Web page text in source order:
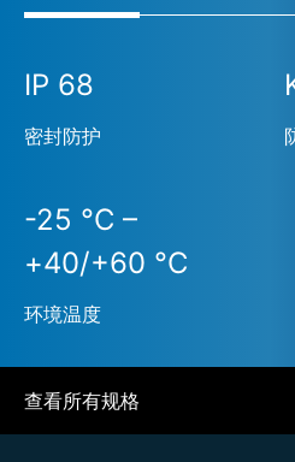
IP 68
密封防护
-25 °C –
+40/+60 °C
环境温度
查看所有规格